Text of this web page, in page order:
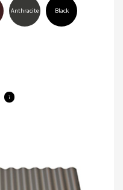
Anthracite Black
i